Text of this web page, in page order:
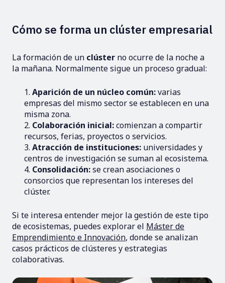
Cómo se forma un clúster empresarial
La formación de un clúster no ocurre de la noche a
la mañana. Normalmente sigue un proceso gradual:
Aparición de un núcleo común:varias
empresas del mismo sector se establecen en una
misma zona.
Colaboración inicial:comienzan a compartir
recursos, ferias, proyectos o servicios.
Atracción de instituciones: universidades y
centros de investigación se suman al ecosistema.
Consolidación:se crean asociaciones o
consorcios que representan los intereses del
clúster.
Si te interesa entender mejor la gestión de este tipo
de ecosistemas, puedes explorar el Máster de
Emprendimiento e Innovación, donde se analizan
casos prácticos de clústeres y estrategias
colaborativas.